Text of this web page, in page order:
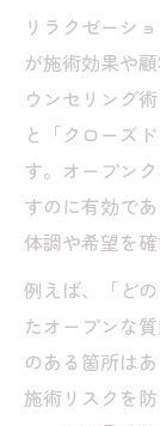
の禁
契約
し穴
カウ
策
安心感を
カウ
手法
セラ
向上
リラ
リラクゼーシ
が施術効果や
ウンセリング
と「クローズ
す。オープン
すのに有効で
体調や希望を
例えば、「ど
たオープンな
のある箇所は
施術リスクを